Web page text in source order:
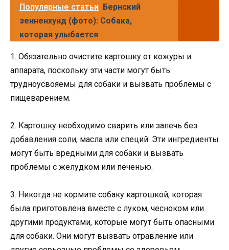
Популярные статьи Бернский
зенненхунд (фото): Собака,
которая улыбается
1. Обязательно очистите картошку от кожуры и
аппарата, поскольку эти части могут быть
трудноусвояемы для собаки и вызвать проблемы с
пищеварением.
2. Картошку необходимо сварить или запечь без
добавления соли, масла или специй. Эти ингредиенты
могут быть вредными для собаки и вызвать
проблемы с желудком или печенью.
3. Никогда не кормите собаку картошкой, которая
была приготовлена вместе с луком, чесноком или
другими продуктами, которые могут быть опасными
для собаки. Они могут вызвать отравление или